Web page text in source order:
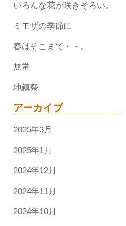
いろんな花が咲きそろい。
ミモザの季節に
春はそこまで・・。
無常
地鎮祭
アーカイブ
2025年3月
2025年1月
2024年12月
2024年11月
2024年10月